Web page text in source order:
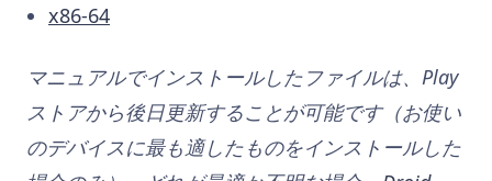
x86-64
マニュアルでインストールしたファイルは、Play
ストアから後日更新することが可能です（お使い
のデバイスに最も適したものをインストールした